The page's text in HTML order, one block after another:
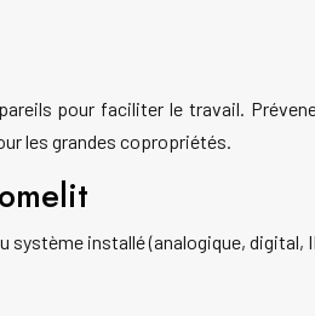
pour faciliter le travail.
les grandes copropriétés.
installé (analogique, digital,